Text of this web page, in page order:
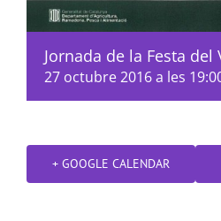
Jornada de la Festa del
27 octubre 2016 a les
+ GOOGLE CALENDAR